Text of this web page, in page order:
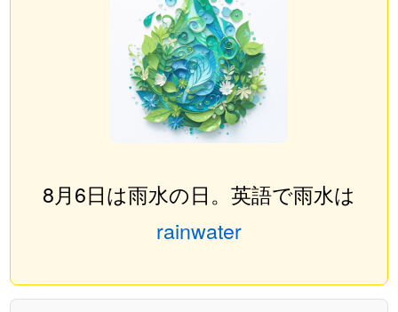
8月6日は雨水の日。英語で雨水は
rainwater